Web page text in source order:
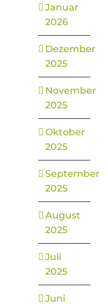
Januar
2026
Dezember
2025
November
2025
Oktober
2025
September
2025
August
2025
Juli
2025
Juni